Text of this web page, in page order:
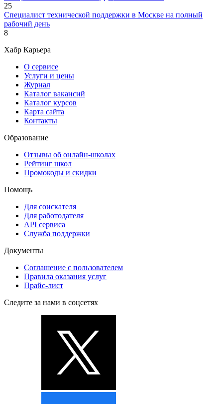
25
Специалист технической поддержки в Москве на полный
рабочий день
8
Хабр Карьера
О сервисе
Услуги и цены
Журнал
Каталог вакансий
Каталог курсов
Карта сайта
Контакты
Образование
Отзывы об онлайн-школах
Рейтинг школ
Промокоды и скидки
Помощь
Для соискателя
Для работодателя
API сервиса
Служба поддержки
Документы
Соглашение с пользователем
Правила оказания услуг
Прайс-лист
Следите за нами в соцсетях